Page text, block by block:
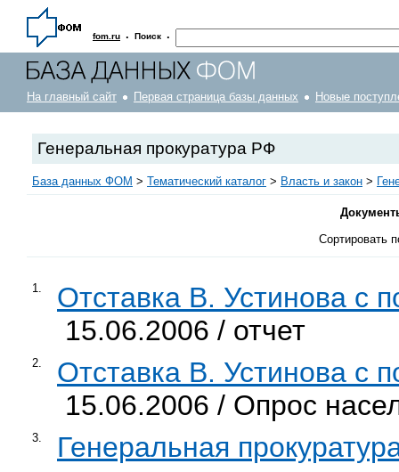
fom.ru · Поиск ·
На главный сайт Первая страница базы данных Новые
Генеральная прокуратура РФ
База данных ФОМ > Тематический каталог > Власть и закон >
Сортировать
1.
Отставка В. Устинова с
15.06.2006 / отчет
2.
Отставка В. Устинова с
15.06.2006 / Опрос
3. Генеральная